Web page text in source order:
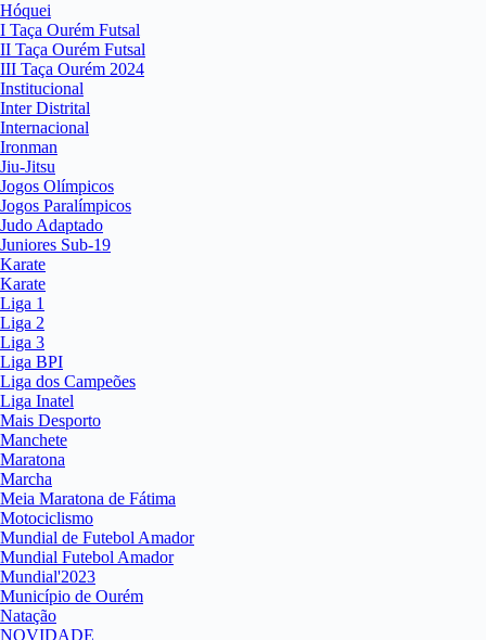
Hóquei
I Taça Ourém Futsal
II Taça Ourém Futsal
III Taça Ourém 2024
Institucional
Inter Distrital
Internacional
Ironman
Jiu-Jitsu
Jogos Olímpicos
Jogos Paralímpicos
Judo Adaptado
Juniores Sub-19
Karate
Karate
Liga 1
Liga 2
Liga 3
Liga BPI
Liga dos Campeões
Liga Inatel
Mais Desporto
Manchete
Maratona
Marcha
Meia Maratona de Fátima
Motociclismo
Mundial de Futebol Amador
Mundial Futebol Amador
Mundial'2023
Município de Ourém
Natação
NOVIDADE